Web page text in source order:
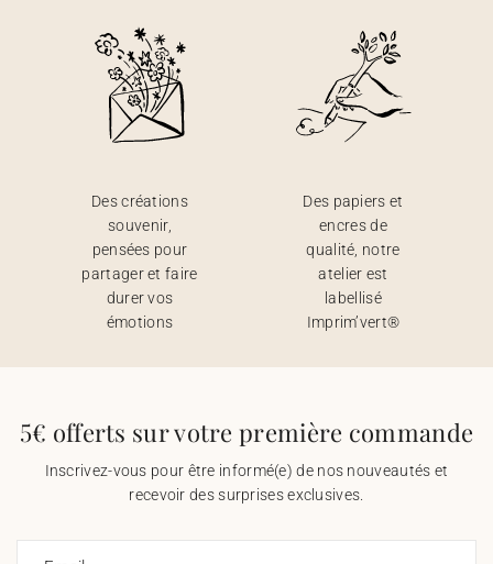
Des créations
souvenir,
pensées pour
partager et faire
durer vos
émotions
Des papiers et
encres de
qualité, notre
atelier est
labellisé
Imprim’vert®
5€ offerts sur votre première commande
Inscrivez-vous pour être informé(e) de nos nouveautés et
recevoir des surprises exclusives.